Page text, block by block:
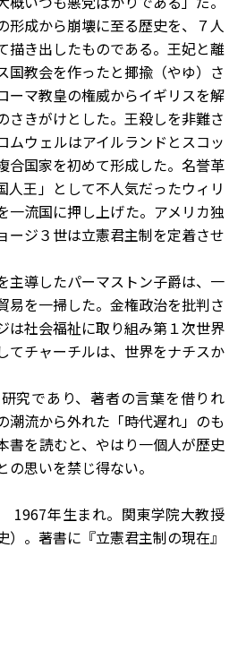
形成から崩壊に至る歴史を、７人
描き出したものである。王妃と離
国教会を作ったと揶揄（やゆ）さ
ーマ教皇の権威からイギリスを解
さきがけとした。王殺しを非難さ
ムウェルはアイルランドとスコッ
合国家を初めて形成した。名誉革
人王」として不人気だったウィリ
一流国に押し上げた。アメリカ独
ージ３世は立憲君主制を定着させ
主導したパーマストン子爵は、一
易を一掃した。金権政治を批判さ
は社会福祉に取り組み第１次世界
てチャーチルは、世界をナチスか
究であり、著者の言葉を借りれ
潮流から外れた「時代遅れ」のも
書を読むと、やはり一個人が歴史
思いを禁じ得ない。
1967年生まれ。関東学院大教授
）。著書に『立憲君主制の現在』